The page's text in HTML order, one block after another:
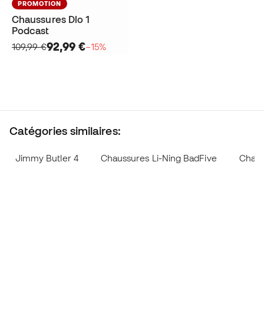
PROMOTION
Chaussures Dlo 1
Podcast
109,99 €92,99 €−15%
Catégories similaires:
Jimmy Butler 4 Chaussures Li-Ning BadFive